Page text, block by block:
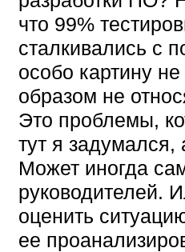
что 99%
сталкивались с
особо картину
образом не
Это проблемы,
тут я задумался,
Может иногда
руководителей.
оценить
ее